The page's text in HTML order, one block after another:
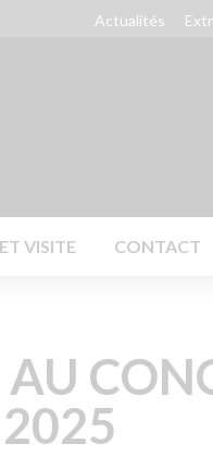
Actualités
Achetez
VISITE CONTACT